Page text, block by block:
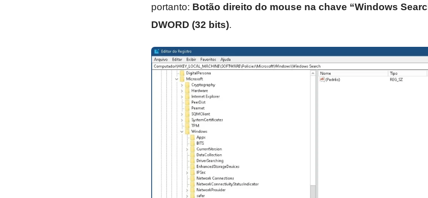
portanto: Botão direito do mouse na chave “Windows
DWORD (32 bits).